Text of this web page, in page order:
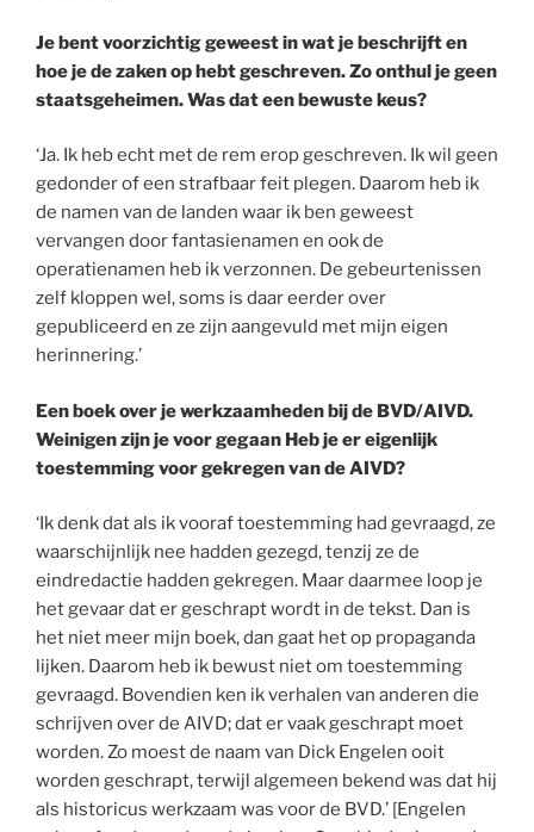
Je bent voorzichtig geweest in wat je beschrijft en
hoe je de zaken op hebt geschreven. Zo onthul je geen
staatsgeheimen. Was dat een bewuste keus?
‘Ja. Ik heb echt met de rem erop geschreven. Ik wil geen
gedonder of een strafbaar feit plegen. Daarom heb ik
de namen van de landen waar ik ben geweest
vervangen door fantasienamen en ook de
operatienamen heb ik verzonnen. De gebeurtenissen
zelf kloppen wel, soms is daar eerder over
gepubliceerd en ze zijn aangevuld met mijn eigen
herinnering.’
Een boek over je werkzaamheden bij de BVD/AIVD.
Weinigen zijn je voor gegaan Heb je er eigenlijk
toestemming voor gekregen van de AIVD?
‘Ik denk dat als ik vooraf toestemming had gevraagd, ze
waarschijnlijk nee hadden gezegd, tenzij ze de
eindredactie hadden gekregen. Maar daarmee loop je
het gevaar dat er geschrapt wordt in de tekst. Dan is
het niet meer mijn boek, dan gaat het op propaganda
lijken. Daarom heb ik bewust niet om toestemming
gevraagd. Bovendien ken ik verhalen van anderen die
schrijven over de AIVD; dat er vaak geschrapt moet
worden. Zo moest de naam van Dick Engelen ooit
worden geschrapt, terwijl algemeen bekend was dat hij
als historicus werkzaam was voor de BVD.’ [Engelen